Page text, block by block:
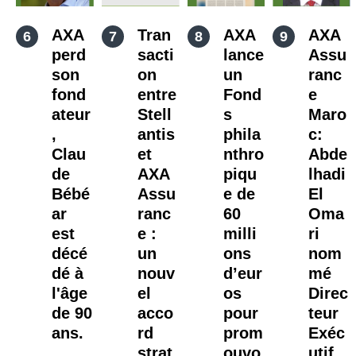
AXA
perd
son
fond
ateur
,
Clau
de
Bébé
ar
est
décé
dé à
l'âge
de 90
ans.
Tran
sacti
on
entre
Stell
antis
et
AXA
Assu
ranc
e :
un
nouv
el
acco
rd
AXA
lance
un
Fond
s
phila
nthro
piqu
e de
60
milli
ons
d’eur
os
pour
prom
AXA
Assu
ranc
e
Maro
c:
Abde
lhadi
El
Oma
ri
nom
mé
Direc
teur
Exéc